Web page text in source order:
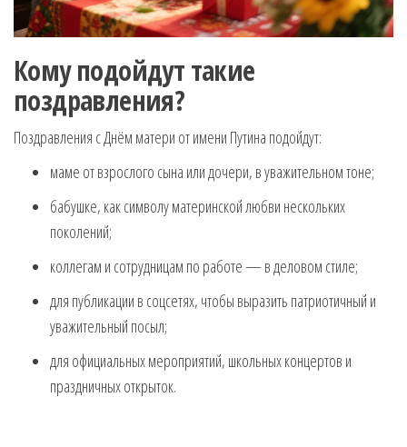
Кому подойдут такие
поздравления?
Поздравления с Днём матери от имени Путина подойдут:
маме от взрослого сына или дочери, в уважительном тоне;
бабушке, как символу материнской любви нескольких
поколений;
коллегам и сотрудницам по работе — в деловом стиле;
для публикации в соцсетях, чтобы выразить патриотичный и
уважительный посыл;
для официальных мероприятий, школьных концертов и
праздничных открыток.